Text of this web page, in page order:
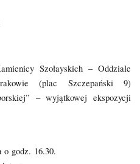
Szołayskich – Oddziale
(plac Szczepański 9)
– wyjątkowej ekspozycji
o godz. 16.30.